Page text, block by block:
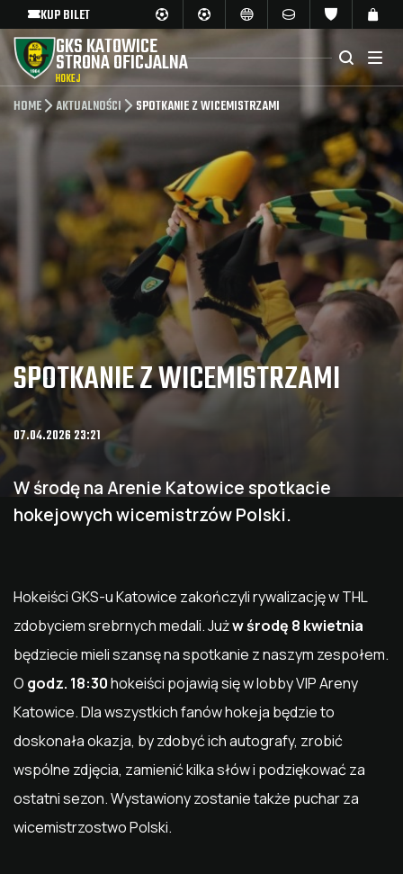
KUP BILET
GKS KATOWICE
STRONA OFICJALNA
HOKEJ
HOME AKTUALNOŚCI SPOTKANIE Z WICEMISTRZAMI
SPOTKANIE Z WICEMISTRZAMI
07.04.2026 23:21
W środę na Arenie Katowice spotkacie
hokejowych wicemistrzów Polski.
Hokeiści GKS-u Katowice zakończyli rywalizację w THL
zdobyciem srebrnych medali. Jużw środę 8 kwietnia
będziecie mieli szansę na spotkanie z naszym zespołem.
O godz. 18:30hokeiści pojawią się w lobby VIP Areny
Katowice. Dla wszystkich fanów hokeja będzie to
doskonała okazja, by zdobyć ich autografy, zrobić
wspólne zdjęcia, zamienić kilka słów i podziękować za
ostatni sezon. Wystawiony zostanie także puchar za
wicemistrzostwo Polski.